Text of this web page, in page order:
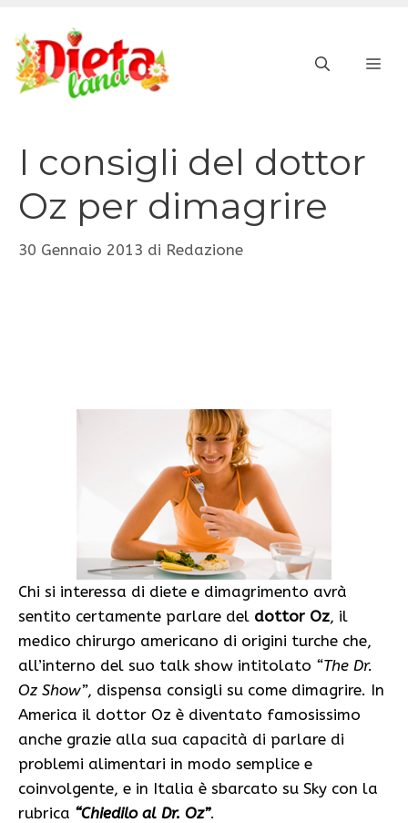
contenuto
I consigli del dottor
Oz per dimagrire
30 Gennaio 2013 di Redazione
Chi si interessa di diete e dimagrimento avrà
sentito certamente parlare del dottor Oz, il
medico chirurgo americano di origini turche che,
all’interno del suo talk show intitolato “The Dr.
Oz Show”, dispensa consigli su come dimagrire. In
America il dottor Oz è diventato famosissimo
anche grazie alla sua capacità di parlare di
problemi alimentari in modo semplice e
coinvolgente, e in Italia è sbarcato su Sky con la
rubrica “Chiedilo al Dr. Oz”.